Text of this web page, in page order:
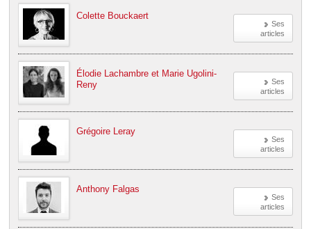
Ses
articles
Colette Bouckaert
Ses
articles
Élodie Lachambre et Marie Ugolini-
Reny
Ses
articles
Grégoire Leray
Ses
articles
Anthony Falgas